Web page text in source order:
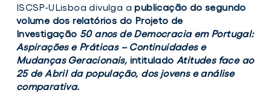
ISCSP-ULisboa divulga apublicação do segundo
volume dos relatórios do Projeto de
Investigação 50 anos de Democracia em Portugal:
Aspirações e Práticas – Continuidades e
Mudanças Geracionais, intituladoAtitudes face ao
25 de Abril da população, dos jovens e análise
comparativa.